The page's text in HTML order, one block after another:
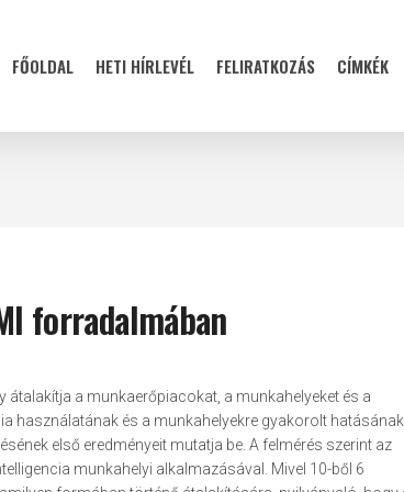
FŐOLDAL HETI HÍRLEVÉL FELIRATKOZÁS CÍMKÉK
forradalmában
a munkaerőpiacokat, a munkahelyeket és a
használatának és a munkahelyekre gyakorolt hatásának
első eredményeit mutatja be. A felmérés szerint az
munkahelyi alkalmazásával. Mivel 10-ből 6